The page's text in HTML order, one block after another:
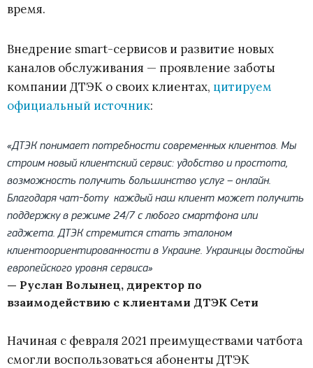
время.
Внедрение smart-сервисов и развитие новых
каналов обслуживания — проявление заботы
компании ДТЭК о своих клиентах, цитируем
официальный источник:
«ДТЭК понимает потребности современных клиентов. Мы
строим новый клиентский сервис: удобство и простота,
возможность получить большинство услуг – онлайн.
Благодаря чат-боту каждый наш клиент может получить
поддержку в режиме 24/7 с любого смартфона или
гаджета. ДТЭК стремится стать эталоном
клиентоориентированности в Украине. Украинцы достойны
европейского уровня сервиса»
— Руслан Волынец, директор по
взаимодействию с клиентами ДТЭК Сети
Начиная с февраля 2021 преимуществами чатбота
смогли воспользоваться абоненты ДТЭК